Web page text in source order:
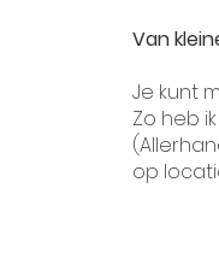
Van
Je kunt
Zo heb
op